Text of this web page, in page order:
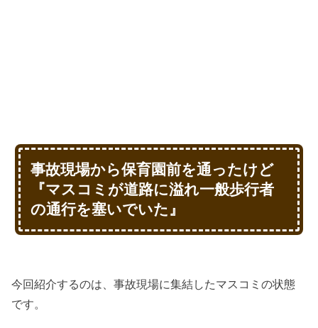
事故現場から保育園前を通ったけど
『マスコミが道路に溢れ一般歩行者
の通行を塞いでいた』
今回紹介するのは、事故現場に集結したマスコミの状態
です。